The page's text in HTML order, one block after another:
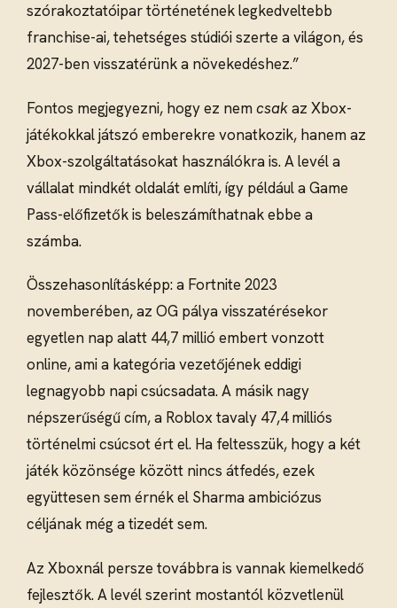
szórakoztatóipar történetének legkedveltebb
franchise-ai, tehetséges stúdiói szerte a világon, és
2027-ben visszatérünk a növekedéshez.”
Fontos megjegyezni, hogy ez nemcsakaz Xbox-
játékokkal játszó emberekre vonatkozik, hanem az
Xbox-szolgáltatásokat használókra is. A levél a
vállalat mindkét oldalát említi, így például a Game
Pass-előfizetők is beleszámíthatnak ebbe a
számba.
Összehasonlításképp: a Fortnite 2023
novemberében, az OG pálya visszatérésekor
egyetlen nap alatt 44,7 millió embert vonzott
online, ami a kategória vezetőjének eddigi
legnagyobb napi csúcsadata. A másik nagy
népszerűségű cím, a Roblox tavaly 47,4 milliós
történelmi csúcsot ért el. Ha feltesszük, hogy a két
játék közönsége között nincs átfedés, ezek
együttesen sem érnék el Sharma ambiciózus
céljának még a tizedét sem.
Az Xboxnál persze továbbra is vannak kiemelkedő
fejlesztők. A levél szerint mostantól közvetlenül